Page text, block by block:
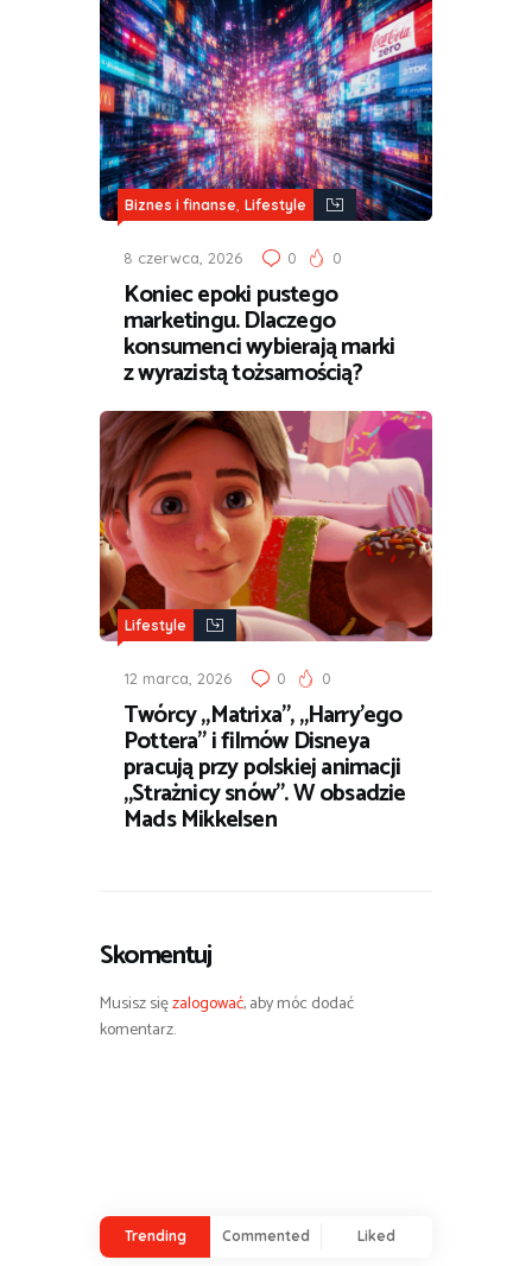
Biznes i finanse, Lifestyle
8 czerwca, 2026 0 0
Koniec epoki pustego
marketingu. Dlaczego
konsumenci wybierają marki
z wyrazistą tożsamością?
Lifestyle
12 marca, 2026 0 0
Twórcy „Matrixa”, „Harry’ego
Pottera” i filmów Disneya
pracują przy polskiej animacji
„Strażnicy snów”. W obsadzie
Mads Mikkelsen
Skomentuj
Musisz sięzalogować, aby móc dodać
komentarz.
Trending Commented Liked